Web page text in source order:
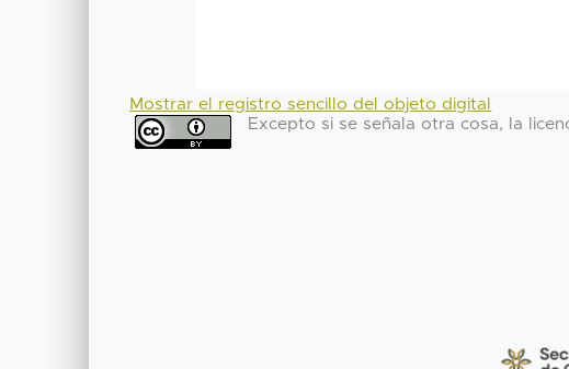
Mostrar el registro sencillo del objeto digital
Excepto si se señala otra cosa, la